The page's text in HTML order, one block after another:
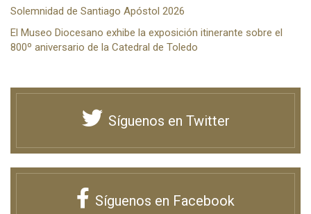
Solemnidad de Santiago Apóstol 2026
El Museo Diocesano exhibe la exposición itinerante sobre el
800º aniversario de la Catedral de Toledo
Síguenos en Twitter
Síguenos en Facebook